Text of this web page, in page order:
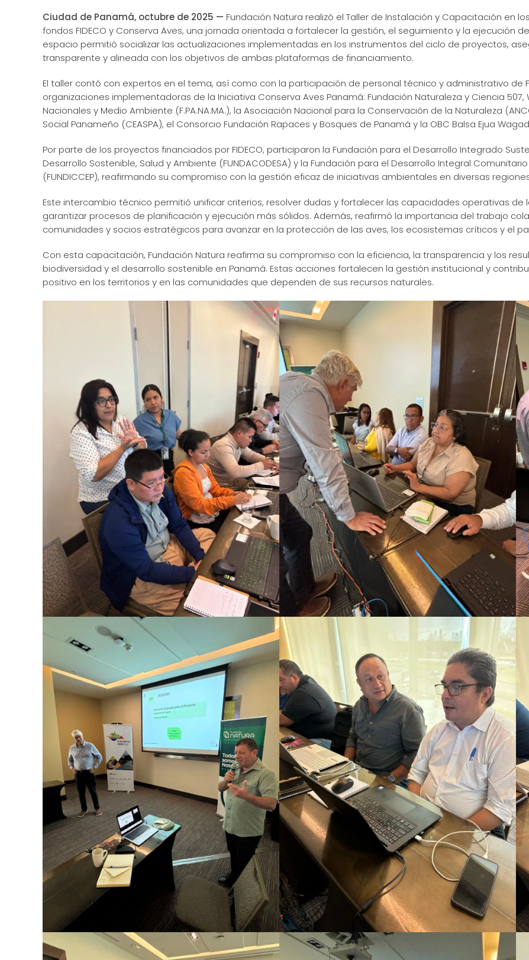
Ciudad de Panamá, octubre de 2025 — Fundación Natura realizó el Taller de Instalación y Capacitación en
fondos FIDECO y Conserva Aves, una jornada orientada a fortalecer la gestión, el seguimiento y la ejecución
espacio permitió socializar las actualizaciones implementadas en los instrumentos del ciclo de proyectos,
transparente y alineada con los objetivos de ambas plataformas de financiamiento.
El taller contó con expertos en el tema, así como con la participación de personal técnico y administrativo de
organizaciones implementadoras de la Iniciativa Conserva Aves Panamá: Fundación Naturaleza y Ciencia 507,
Nacionales y Medio Ambiente (F.PA.NA.MA.), la Asociación Nacional para la Conservación de la Naturaleza
Social Panameño (CEASPA), el Consorcio Fundación Rapaces y Bosques de Panamá y la OBC Balsa Ejua
Por parte de los proyectos financiados por FIDECO, participaron la Fundación para el Desarrollo Integrado
Desarrollo Sostenible, Salud y Ambiente (FUNDACODESA) y la Fundación para el Desarrollo Integral
(FUNDICCEP), reafirmando su compromiso con la gestión eficaz de iniciativas ambientales en diversas
Este intercambio técnico permitió unificar criterios, resolver dudas y fortalecer las capacidades operativas de
garantizar procesos de planificación y ejecución más sólidos. Además, reafirmó la importancia del trabajo
comunidades y socios estratégicos para avanzar en la protección de las aves, los ecosistemas críticos y el
Con esta capacitación, Fundación Natura reafirma su compromiso con la eficiencia, la transparencia y los
biodiversidad y el desarrollo sostenible en Panamá. Estas acciones fortalecen la gestión institucional y
positivo en los territorios y en las comunidades que dependen de sus recursos naturales.